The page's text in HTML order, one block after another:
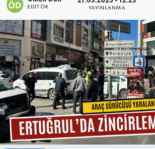
EDITÖR YAYINLANMA
Son Dakika Haberleri
Haber Arşivi